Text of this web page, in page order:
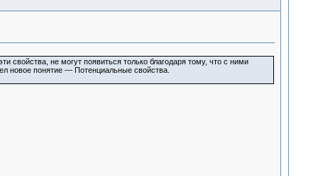
не могут появиться только благодаря тому, что с ними
новое понятие — Потенциальные свойства.